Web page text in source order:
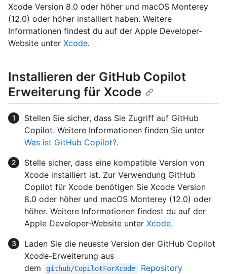
Xcode Version 8.0 oder höher und macOS Monterey
(12.0) oder höher installiert haben. Weitere
Informationen findest du auf der Apple Developer-
Website unter Xcode.
Installieren der GitHub Copilot
Erweiterung für Xcode
Stellen Sie sicher, dass Sie Zugriff auf GitHub
Copilot. Weitere Informationen finden Sie unter
Was ist GitHub Copilot?.
Stelle sicher, dass eine kompatible Version von
Xcode installiert ist. Zur Verwendung GitHub
Copilot für Xcode benötigen Sie Xcode Version
8.0 oder höher und macOS Monterey (12.0) oder
höher. Weitere Informationen findest du auf der
Apple Developer-Website unter Xcode.
Laden Sie die neueste Version der GitHub Copilot
Xcode-Erweiterung aus
dem
github/CopilotForXcode
Repository